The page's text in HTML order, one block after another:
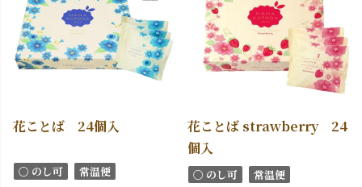
花ことば 24個入
〇 のし可 常温便
花ことば strawberry 24
個入
〇 のし可 常温便